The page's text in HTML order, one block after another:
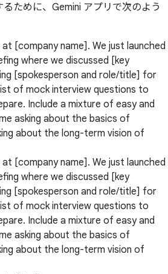
ために、Gemini アプリで次のよう
at [company name]. We just launched
where we discussed [key
[spokesperson and role/title] for
of mock interview questions to
Include a mixture of easy and
asking about the basics of
about the long-term vision of
at [company name]. We just launched
where we discussed [key
[spokesperson and role/title] for
of mock interview questions to
Include a mixture of easy and
asking about the basics of
about the long-term vision of